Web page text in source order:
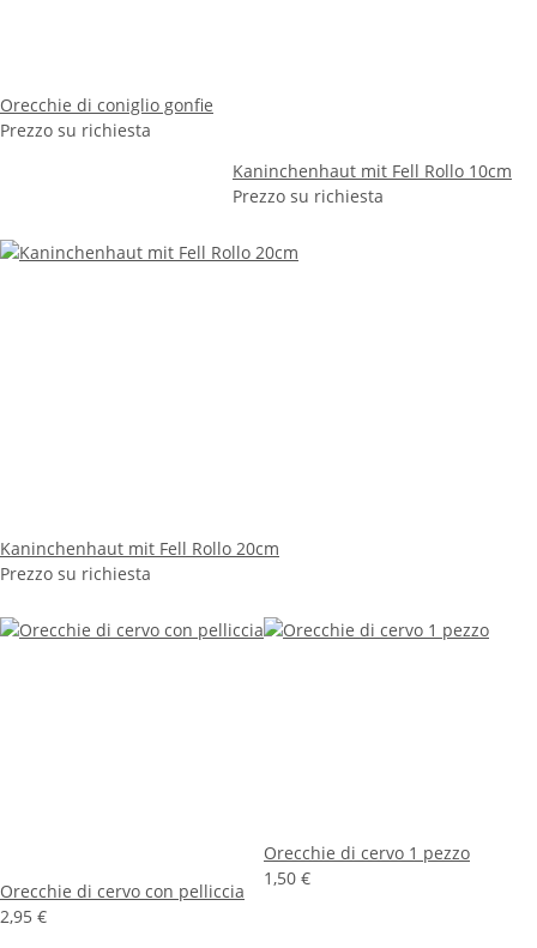
Orecchie di coniglio gonfie
Prezzo su richiesta
Kaninchenhaut mit Fell Rollo 10cm
Prezzo su richiesta
Kaninchenhaut mit Fell Rollo 20cm
Prezzo su richiesta
Orecchie di cervo con pelliccia
2,95 €
Orecchie di cervo 1 pezzo
1,50 €